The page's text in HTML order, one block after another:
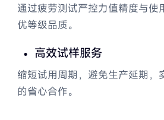
阀门解决方
通过疲劳测试严控力值精度与使
优等级品质。
高效试样服务
缩短试用周期，避免生产延期，
的省心合作。